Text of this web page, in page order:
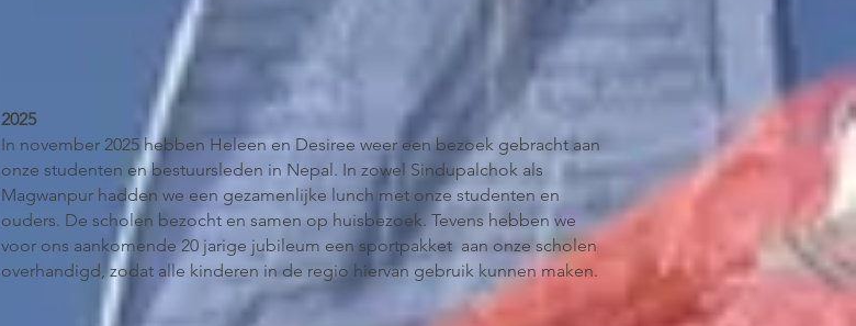
2025
In november 2025 hebben Heleen en Desiree weer een bezoek gebracht aan
onze studenten en bestuursleden in Nepal. In zowel Sindupalchok als
Magwanpur hadden we een gezamenlijke lunch met onze studenten en
ouders. De scholen bezocht en samen op huisbezoek. Tevens hebben we
voor ons aankomende 20 jarige jubileum een sportpakket aan onze scholen
overhandigd, zodat alle kinderen in de regio hiervan gebruik kunnen maken.